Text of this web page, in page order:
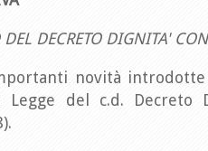
DECRETO DIGNITA'
novità
del c.d. Decreto